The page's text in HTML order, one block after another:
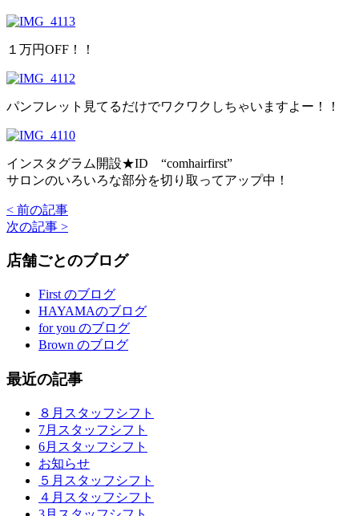
１万円OFF！！
パンフレット見てるだけでワクワクしちゃいますよー！！
インスタグラム開設★ID “comhairfirst”
サロンのいろいろな部分を切り取ってアップ中！
< 前の記事
次の記事 >
店舗ごとのブログ
First のブログ
HAYAMAのブログ
for you のブログ
Brown のブログ
最近の記事
８月スタッフシフト
7月スタッフシフト
6月スタッフシフト
お知らせ
５月スタッフシフト
４月スタッフシフト